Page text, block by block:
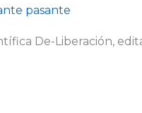
pasante
De-Liberación,